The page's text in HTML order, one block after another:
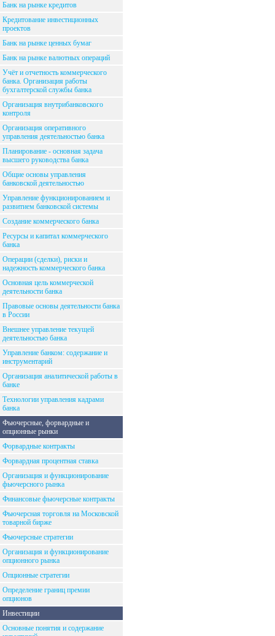
Банк на рынке кредитов
Кредитование инвестиционных
проектов
Банк на рынке ценных бумаг
Банк на рынке валютных операций
Учёт и отчетность коммерческого
банка. Организация работы
бухгалтерской службы банка
Организация внутрибанковского
контроля
Организация оперативного
управления деятельностью банка
Планирование - основная задача
высшего руководства банка
Общие основы управления
банковской деятельностью
Управление функционированием и
развитием банковской системы
Создание коммерческого банка
Ресурсы и капитал коммерческого
банка
Операции (сделки), риски и
надежность коммерческого банка
Основная цель коммерческой
деятельности банка
Правовые основы деятельности банка
в России
Внешнее управление текущей
деятельностью банка
Управление банком: содержание и
инструментарий
Организация аналитической работы в
банке
Технологии управления кадрами
банка
Фьючерсные, форвардные и
опционные рынки
Форвардные контракты
Форвардная процентная ставка
Организация и функционирование
фьючерсного рынка
Финансовые фьючерсные контракты
Фьючерсная торговля на Московской
товарной бирже
Фьючерсные стратегии
Организация и функционирование
опционного рынка
Опционные стратегии
Определение границ премии
опционов
Инвестиции
Основные понятия и содержание